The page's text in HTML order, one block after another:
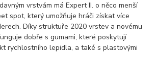
vrstvám má Expert II. o něco menší
spot, který umožňuje hráči získat více
Díky struktuře 2020 vrstev a novému
dobře s gumami, které poskytují
rychlostního lepidla, a také s plastovými